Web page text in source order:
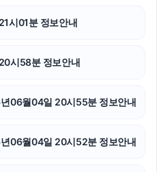
시01분 정보안내
시58분 정보안내
06월04일 20시55분 정보안내
06월04일 20시52분 정보안내